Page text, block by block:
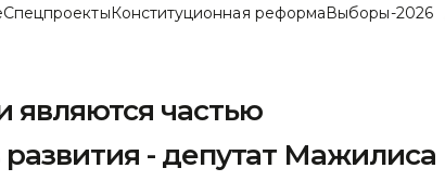
СпецпроектыКонституционная реформаВыборы-2026
являются частью
- депутат Мажилиса